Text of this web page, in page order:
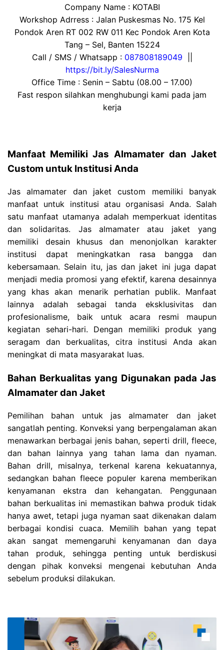
Company Name : KOTABI
Workshop Adrress : Jalan Puskesmas No. 175 Kel
Pondok Aren RT 002 RW 011 Kec Pondok Aren Kota
Tang – Sel, Banten 15224
Call / SMS / Whatsapp : 087808189049
https://bit.ly/SalesNurma
Office Time : Senin – Sabtu (08.00 – 17.00)
Fast respon silahkan menghubungi kami pada jam
kerja
Manfaat Memiliki Jas Almamater dan Jaket
Custom untuk Institusi Anda
Jas almamater dan jaket custom memiliki banyak
manfaat untuk institusi atau organisasi Anda. Salah
satu manfaat utamanya adalah memperkuat identitas
dan solidaritas. Jas almamater atau jaket yang
memiliki desain khusus dan menonjolkan karakter
institusi dapat meningkatkan rasa bangga dan
kebersamaan. Selain itu, jas dan jaket ini juga dapat
menjadi media promosi yang efektif, karena desainnya
yang khas akan menarik perhatian publik. Manfaat
lainnya adalah sebagai tanda eksklusivitas dan
profesionalisme, baik untuk acara resmi maupun
kegiatan sehari-hari. Dengan memiliki produk yang
seragam dan berkualitas, citra institusi Anda akan
meningkat di mata masyarakat luas.
Bahan Berkualitas yang Digunakan pada Jas
Almamater dan Jaket
Pemilihan bahan untuk jas almamater dan jaket
sangatlah penting. Konveksi yang berpengalaman akan
menawarkan berbagai jenis bahan, seperti drill, fleece,
dan bahan lainnya yang tahan lama dan nyaman.
Bahan drill, misalnya, terkenal karena kekuatannya,
sedangkan bahan fleece populer karena memberikan
kenyamanan ekstra dan kehangatan. Penggunaan
bahan berkualitas ini memastikan bahwa produk tidak
hanya awet, tetapi juga nyaman saat dikenakan dalam
berbagai kondisi cuaca. Memilih bahan yang tepat
akan sangat memengaruhi kenyamanan dan daya
tahan produk, sehingga penting untuk berdiskusi
dengan pihak konveksi mengenai kebutuhan Anda
sebelum produksi dilakukan.